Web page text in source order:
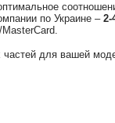
по Украине –2-
для вашей